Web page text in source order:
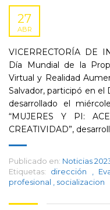
27
ABR
VICERRECTORÍA DE
Día Mundial de la
Virtual y Realidad
Salvador, participó en
desarrollado el
“MUJERES Y PI:
CREATIVIDAD”,
Publicado en: Noticias
Etiquetas:
dirección
profesional
socializacion